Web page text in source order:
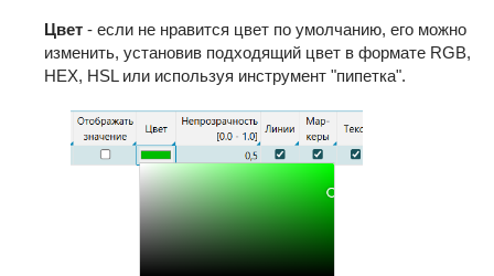
Цвет - если не нравится цвет по умолчанию, его можно
изменить, установив подходящий цвет в формате RGB,
HEX, HSL или используя инструмент "пипетка".